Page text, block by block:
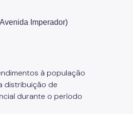
Imperador)
à população
distribuição de
durante o período